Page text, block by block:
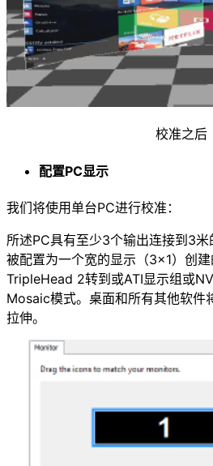
校准之后
配置PC显示
我们将使用单台PC进行校准：
所述PC具有至少3个输出连接到3
被配置为一个宽的显示（3×1）创
TripleHead 2转到或ATI显示组或
Mosaic模式。桌面和所有其他软件
拉伸。